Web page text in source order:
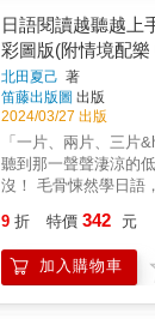
大題型，我們特訓您
案。不只是背文法，
意義，識別那些容易
升閱讀理解能力。搭
握句子結構，還能大
透徹掌握考試出題規
手，輕鬆拿下那張備受矚
能辭典：忘了怎麼用
都按50音順序排列，
引表，讓您需要回顧
似文法，學習效果加倍！ ▲聽力直通車
朵學日語，練就一口
讀書就學不了語言？
讓生活情境成為您的
&ldquo;零碎文法太難
人！按照N3考試內容
較、希望、意志等機
有生活中大大小小的
您一次搞懂相似用法，不再
境時，大腦自動觸發
串相關文法。擺脫陷
▲精要膠囊：關鍵字
文法，還提供超精簡
精髓，讓您用最少時
老師撰寫的生活化例
班：看一眼，學一通
會！ 只需學習一次，
夠認出來讀出來，相
字，用詞就像呼吸一樣自然！ ★隨
了就查，學習無阻礙
找變得超便捷！ 每當
刻找到您要的單字，
率大大提升，再也不怕記
敵：隨時隨地，一掃
您的聽力神經！ 聽力
每天反覆聆聽，讓單
深您的記憶力，讓您
這本輕薄的神奇書籍
法，希望帶給您倍速
講越高興。 & 現在，
學日語吧。 & 【第一
零開始，快速學好日
100個公式，讓您說日
為AI時代，最強日語
100個基本句型】 &
句型， 每個句型都有
讀者能確實記憶句型
強、容易琅琅上口的
色】 & 常常可以聽到
此豪語。 「只要把知
日語閱讀越聽越上
彩圖版(附情境配
Code線上音檔)
北田夏己 著
笛藤出版圖 出版
2024/03/27 出版
「一片、兩片、三片
聽到那一聲聲淒涼的
沒！ 毛骨悚然學日語
讀 全彩內頁 ◇ & 閱讀
讓學習不再死板枯燥
熟能詳的日本經典怪
9 折 特價 342 元
加入購物車